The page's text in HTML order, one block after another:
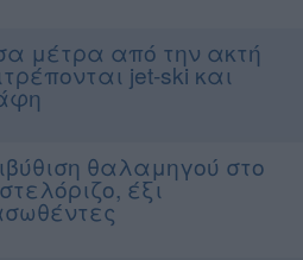
μέτρα από την ακτή
jet-ski και
θαλαμηγού στο
έξι